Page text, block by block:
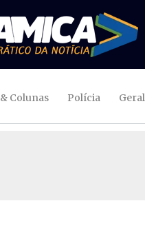
Colunas Polícia Geral